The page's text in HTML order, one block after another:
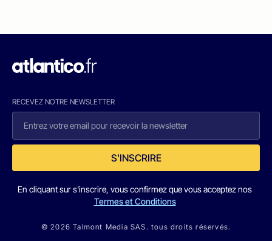
RECEVEZ NOTRE NEWSLETTER
S'INSCRIRE
En cliquant sur s'inscrire, vous confirmez que vous acceptez nos
Termes et Conditions
© 2026 Talmont Media SAS. tous droits réservés.